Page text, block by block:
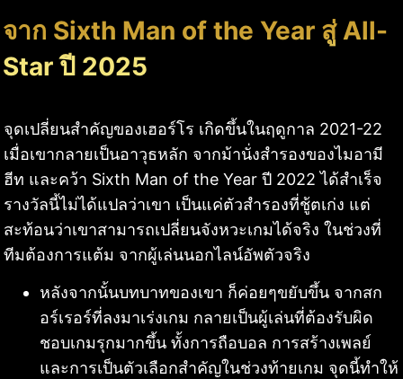
จาก Sixth Man of the Year สู่ All-
Star ปี 2025
จุดเปลี่ยนสำคัญของเฮอร์โร เกิดขึ้นในฤดูกาล 2021-22
เมื่อเขากลายเป็นอาวุธหลัก จากม้านั่งสำรองของไมอามี
ฮีท และคว้า Sixth Man of the Year ปี 2022 ได้สำเร็จ
รางวัลนี้ไม่ได้แปลว่าเขา เป็นแค่ตัวสำรองที่ชู้ตเก่ง แต่
สะท้อนว่าเขาสามารถเปลี่ยนจังหวะเกมได้จริง ในช่วงที่
ทีมต้องการแต้ม จากผู้เล่นนอกไลน์อัพตัวจริง
หลังจากนั้นบทบาทของเขา ก็ค่อยๆขยับขึ้น จากสก
อร์เรอร์ที่ลงมาเร่งเกม กลายเป็นผู้เล่นที่ต้องรับผิด
ชอบเกมรุกมากขึ้น ทั้งการถือบอล การสร้างเพลย์
และการเป็นตัวเลือกสำคัญในช่วงท้ายเกม จุดนี้ทำให้